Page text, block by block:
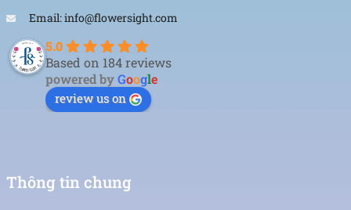
Email: info@flowersight.com
5.0
Based on 184 reviews
powered byGoogle
review us on
Thông tin chung